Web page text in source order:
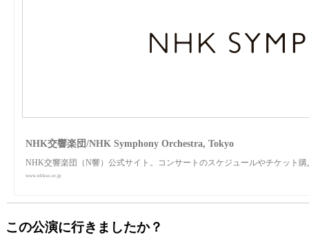
NHK交響楽団/NHK Symphony Orchestra, Tokyo
NHK交響楽団（N響）公式サイト。コンサートのスケジュールやチケット
www.nhkso.or.jp
この公演に行きましたか？